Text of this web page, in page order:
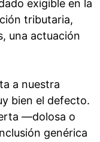
exigible en la
tributaria,
una actuación
a nuestra
bien el defecto.
—dolosa o
genérica